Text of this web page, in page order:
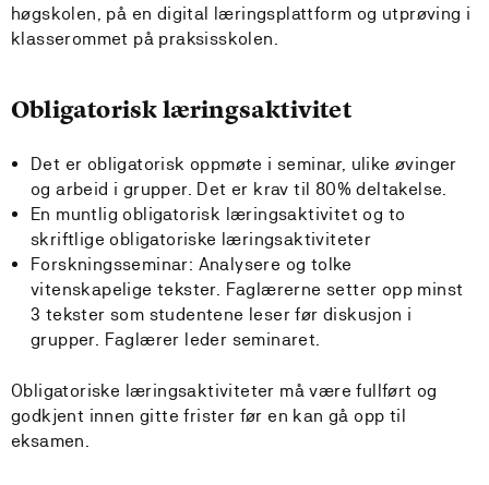
høgskolen, på en digital læringsplattform og utprøving i
klasserommet på praksisskolen.
Obligatorisk læringsaktivitet
Det er obligatorisk oppmøte i seminar, ulike øvinger
og arbeid i grupper. Det er krav til 80% deltakelse.
En muntlig obligatorisk læringsaktivitet og to
skriftlige obligatoriske læringsaktiviteter
Forskningsseminar: Analysere og tolke
vitenskapelige tekster. Faglærerne setter opp minst
3 tekster som studentene leser før diskusjon i
grupper. Faglærer leder seminaret.
Obligatoriske læringsaktiviteter må være fullført og
godkjent innen gitte frister før en kan gå opp til
eksamen.